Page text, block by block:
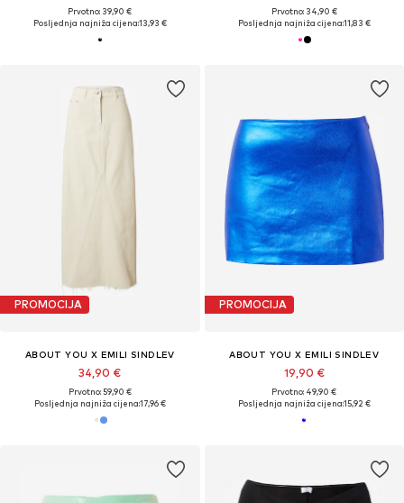
Prvotno: 39,90 €
Posljednja najniža cijena:13,93 €
Prvotno: 34,90 €
Posljednja najniža cijena:11,83 €
PROMOCIJA
ABOUT YOU X EMILI SINDLEV
34,90 €
Prvotno: 59,90 €
Posljednja najniža cijena:17,96 €
PROMOCIJA
ABOUT YOU X EMILI SINDLEV
19,90 €
Prvotno: 49,90 €
Posljednja najniža cijena:15,92 €